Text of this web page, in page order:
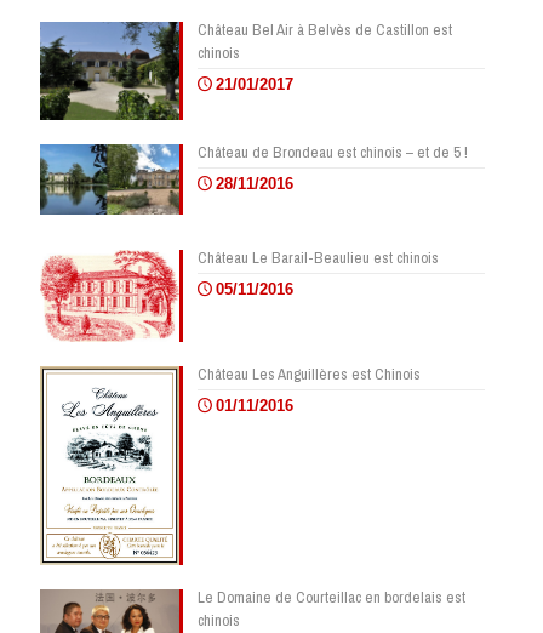
Château Bel Air à Belvès de Castillon est
chinois
21/01/2017
Château de Brondeau est chinois – et de 5 !
28/11/2016
Château Le Barail-Beaulieu est chinois
05/11/2016
Château Les Anguillères est Chinois
01/11/2016
Le Domaine de Courteillac en bordelais est
chinois